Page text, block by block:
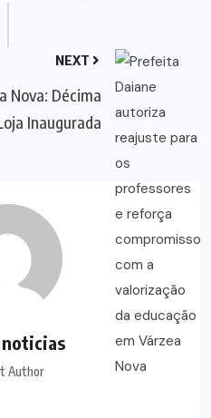
NEXT
Nova: Décima
Inaugurada
Author